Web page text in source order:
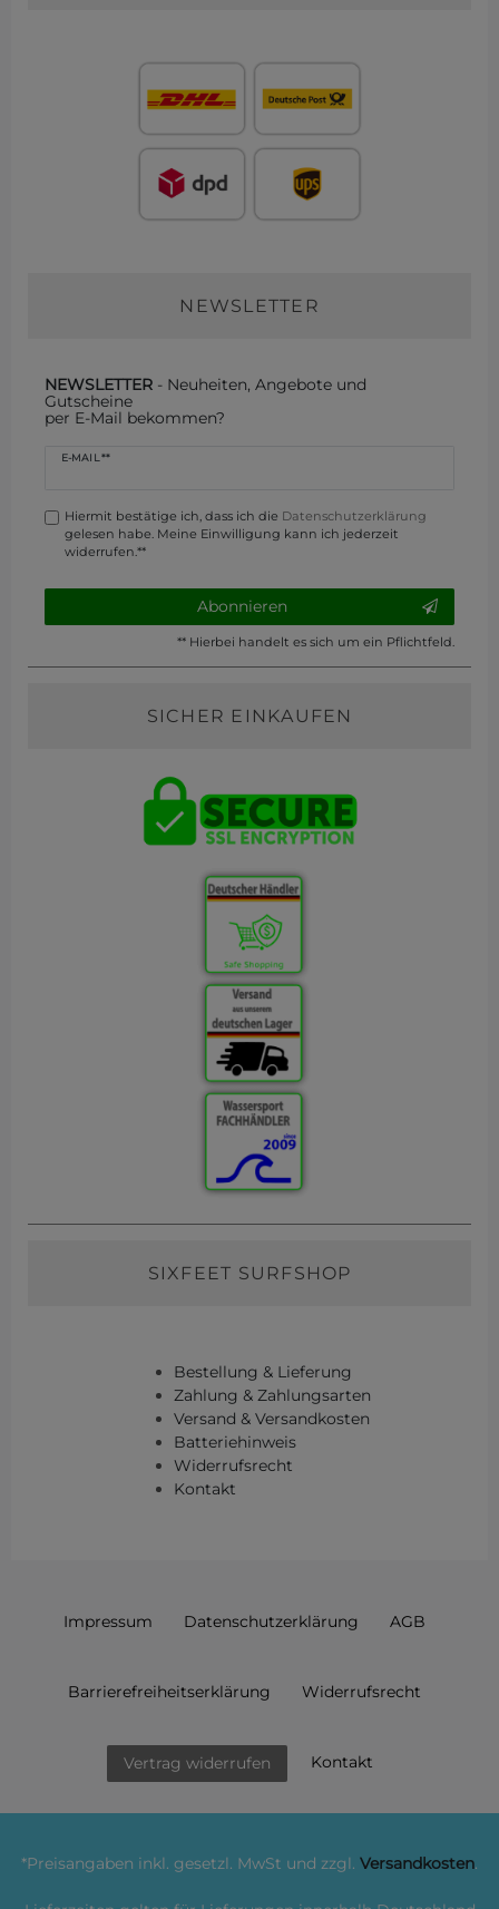
NEWSLETTER
NEWSLETTER - Neuheiten, Angebote und
Gutscheine
per E-Mail bekommen?
E-MAIL **
Newsletter
Hiermit bestätige ich, dass ich die Daten­schutz­erklärung
gelesen habe. Meine Einwilligung kann ich jederzeit
widerrufen.**
Abonnieren
** Hierbei handelt es sich um ein Pflichtfeld.
SICHER EINKAUFEN
SIXFEET SURFSHOP
Bestellung & Lieferung
Zahlung & Zahlungsarten
Versand & Versandkosten
Batteriehinweis
Widerrufsrecht
Kontakt
Impressum Daten­schutz­erklärung AGB
Barrierefreiheitserklärung Widerrufs­recht
Vertrag widerrufen Kontakt
*Preisangaben inkl. gesetzl. MwSt und zzgl. Versandkosten.